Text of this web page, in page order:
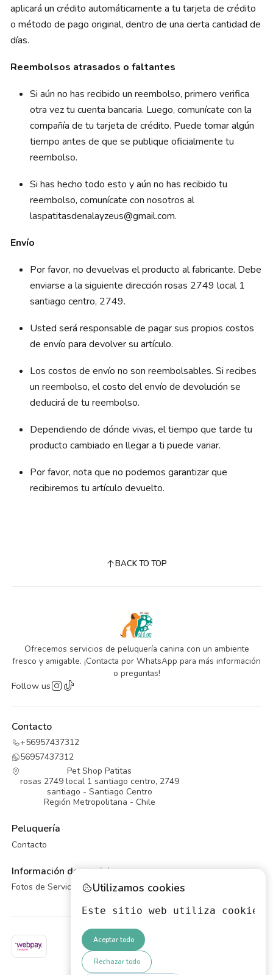
aplicará un crédito automáticamente a tu tarjeta de crédito
o método de pago original, dentro de una cierta cantidad de
días.
Reembolsos atrasados ​​o faltantes
Si aún no has recibido un reembolso, primero verifica
otra vez tu cuenta bancaria. Luego, comunícate con la
compañía de tu tarjeta de crédito. Puede tomar algún
tiempo antes de que se publique oficialmente tu
reembolso.
Si has hecho todo esto y aún no has recibido tu
reembolso, comunícate con nosotros al
laspatitasdenalayzeus@gmail.com.
Envío
Por favor, no devuelvas el producto al fabricante. Debe
enviarse a la siguiente dirección rosas 2749 local 1
santiago centro, 2749.
Usted será responsable de pagar sus propios costos
de envío para devolver su artículo.
Los costos de envío no son reembolsables. Si recibes
un reembolso, el costo del envío de devolución se
deducirá de tu reembolso.
Dependiendo de dónde vivas, el tiempo que tarde tu
producto cambiado en llegar a ti puede variar.
Por favor, nota que no podemos garantizar que
recibiremos tu artículo devuelto.
BACK TO TOP
Ofrecemos servicios de peluquería canina con un ambiente
fresco y amigable. ¡Contacta por WhatsApp para más información
o preguntas!
Follow us
Contacto
+56957437312
56957437312
Pet Shop Patitas
rosas 2749 local 1 santiago centro, 2749
santiago - Santiago Centro
Región Metropolitana - Chile
Peluquería
Contacto
Información de servicios
Fotos de Servicios de Peluqueria Canina
Utilizamos cookies
Este sitio web utiliza cookies
Aceptar todo
Rechazar todo